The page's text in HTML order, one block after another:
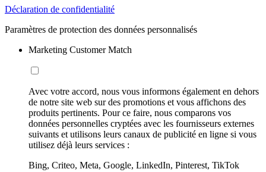
Déclaration de confidentialité
Paramètres de protection des données personnalisés
Marketing Customer Match
Avec votre accord, nous vous informons également en dehors
de notre site web sur des promotions et vous affichons des
produits pertinents. Pour ce faire, nous comparons vos
données personnelles cryptées avec les fournisseurs externes
suivants et utilisons leurs canaux de publicité en ligne si vous
utilisez déjà leurs services :
Bing, Criteo, Meta, Google, LinkedIn, Pinterest, TikTok